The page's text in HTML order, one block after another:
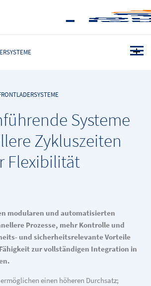
Systeme
Zykluszeiten
Flexibilität
modularen und automatisierten
Prozesse, mehr Kontrolle und
und sicherheitsrelevante Vorteile
zur vollständigen Integration in
einen höheren Durchsatz;